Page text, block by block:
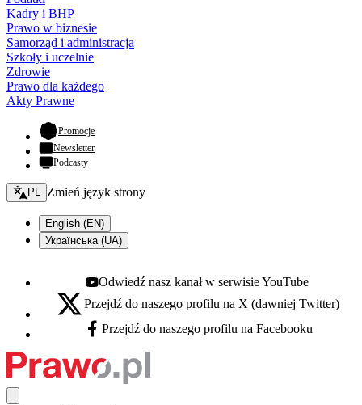
Kadry i BHP
Prawo w biznesie
Samorząd i administracja
Szkoły i uczelnie
Zdrowie
Prawo dla każdego
Akty Prawne
Promocje- otwiera się w nowej karcie
Newsletter
Podcasty
Zmień język - bieżący:
PL Zmień język strony
English (EN)
Українська (UA)
Youtube - otwiera się w nowej karcie
Odwiedź nasz kanał w serwisie YouTube
X - otwiera się w nowej karcie
Przejdź do naszego profilu na X (dawniej Twitter)
Facebook - otwiera się w nowej karcie
Przejdź do naszego profilu na Facebooku